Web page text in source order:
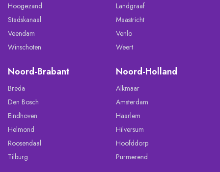
Hoogezand
Stadskanaal
Veendam
Winschoten
Landgraaf
Maastricht
Venlo
Weert
Noord-Brabant
Breda
Den Bosch
Eindhoven
Helmond
Roosendaal
Tilburg
Noord-Holland
Alkmaar
Amsterdam
Haarlem
Hilversum
Hoofddorp
Purmerend